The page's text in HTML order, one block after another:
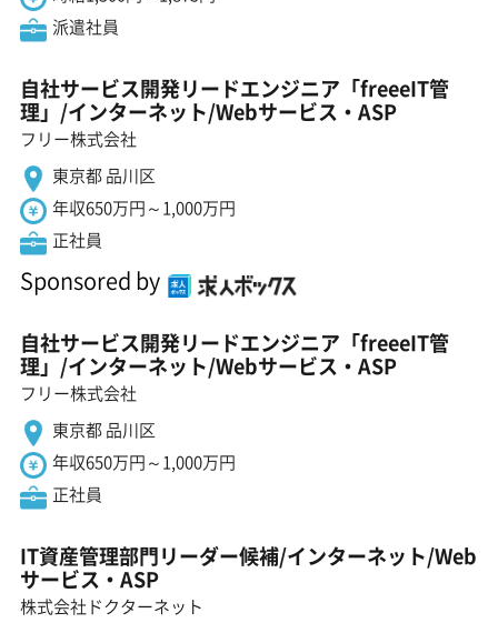
派遣社員
自社サービス開発リードエンジニア「freeeIT管
理」/インターネット/Webサービス・ASP
フリー株式会社
東京都 品川区
年収650万円～1,000万円
正社員
Sponsored by
自社サービス開発リードエンジニア「freeeIT管
理」/インターネット/Webサービス・ASP
フリー株式会社
東京都 品川区
年収650万円～1,000万円
正社員
IT資産管理部門リーダー候補/インターネット/Web
サービス・ASP
株式会社ドクターネット